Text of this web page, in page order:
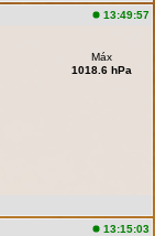
13:49:57
Máx
1018.6 hPa
13:15:03